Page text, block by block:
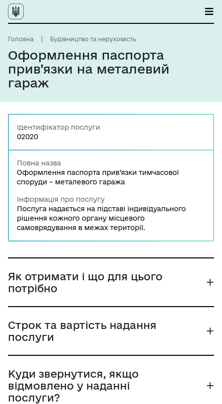
Головна Будівництво та нерухомість
Оформлення паспорта
прив’язки на металевий
гараж
Ідентифікатор послуги
02020
Повна назва
Оформлення паспорта прив’язки тимчасової
споруди – металевого гаража
Інформація про послугу
Послуга надається на підставі індивідуального
рішення кожного органу місцевого
самоврядування в межах території.
Як отримати і що для цього
потрібно
Строк та вартість надання
послуги
Куди звернутися, якщо
відмовлено у наданні
послуги?